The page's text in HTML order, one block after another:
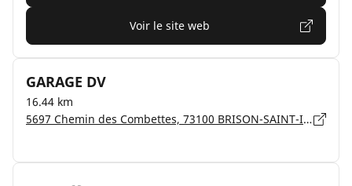
Voir le site web
GARAGE DV
16.44 km
5697 Chemin des Combettes, 73100 BRISON-SAINT-INNOCENT